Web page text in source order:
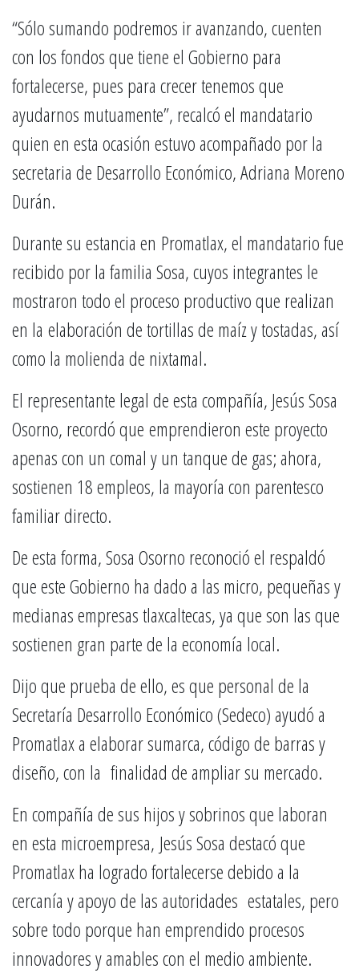
“Sólo sumando podremos ir avanzando, cuenten
con los fondos que tiene el Gobierno para
fortalecerse, pues para crecer tenemos que
ayudarnos mutuamente”, recalcó el mandatario
quien en esta ocasión estuvo acompañado por la
secretaria de Desarrollo Económico, Adriana Moreno
Durán.
Durante su estancia en Promatlax, el mandatario fue
recibido por la familia Sosa, cuyos integrantes le
mostraron todo el proceso productivo que realizan
en la elaboración de tortillas de maíz y tostadas, así
como la molienda de nixtamal.
El representante legal de esta compañía, Jesús Sosa
Osorno, recordó que emprendieron este proyecto
apenas con un comal y un tanque de gas; ahora,
sostienen 18 empleos, la mayoría con parentesco
familiar directo.
De esta forma, Sosa Osorno reconoció el respaldó
que este Gobierno ha dado a las micro, pequeñas y
medianas empresas tlaxcaltecas, ya que son las que
sostienen gran parte de la economía local.
Dijo que prueba de ello, es que personal de la
Secretaría Desarrollo Económico (Sedeco) ayudó a
Promatlax a elaborar sumarca, código de barras y
diseño, con la finalidad de ampliar su mercado.
En compañía de sus hijos y sobrinos que laboran
en esta microempresa, Jesús Sosa destacó que
Promatlax ha logrado fortalecerse debido a la
cercanía y apoyo de las autoridades estatales, pero
sobre todo porque han emprendido procesos
innovadores y amables con el medio ambiente.